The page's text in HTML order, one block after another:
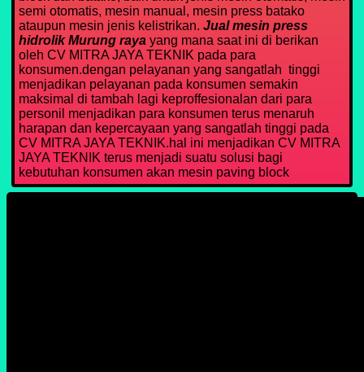
semi otomatis, mesin manual, mesin press batako
ataupun mesin jenis kelistrikan. Jual mesin press
hidrolik Murung raya yang mana saat ini di berikan
oleh CV MITRA JAYA TEKNIK pada para
konsumen.dengan pelayanan yang sangatlah tinggi
menjadikan pelayanan pada konsumen semakin
maksimal di tambah lagi keproffesionalan dari para
personil menjadikan para konsumen terus menaruh
harapan dan kepercayaan yang sangatlah tinggi pada
CV MITRA JAYA TEKNIK.hal ini menjadikan CV MITRA
JAYA TEKNIK terus menjadi suatu solusi bagi
kebutuhan konsumen akan mesin paving block